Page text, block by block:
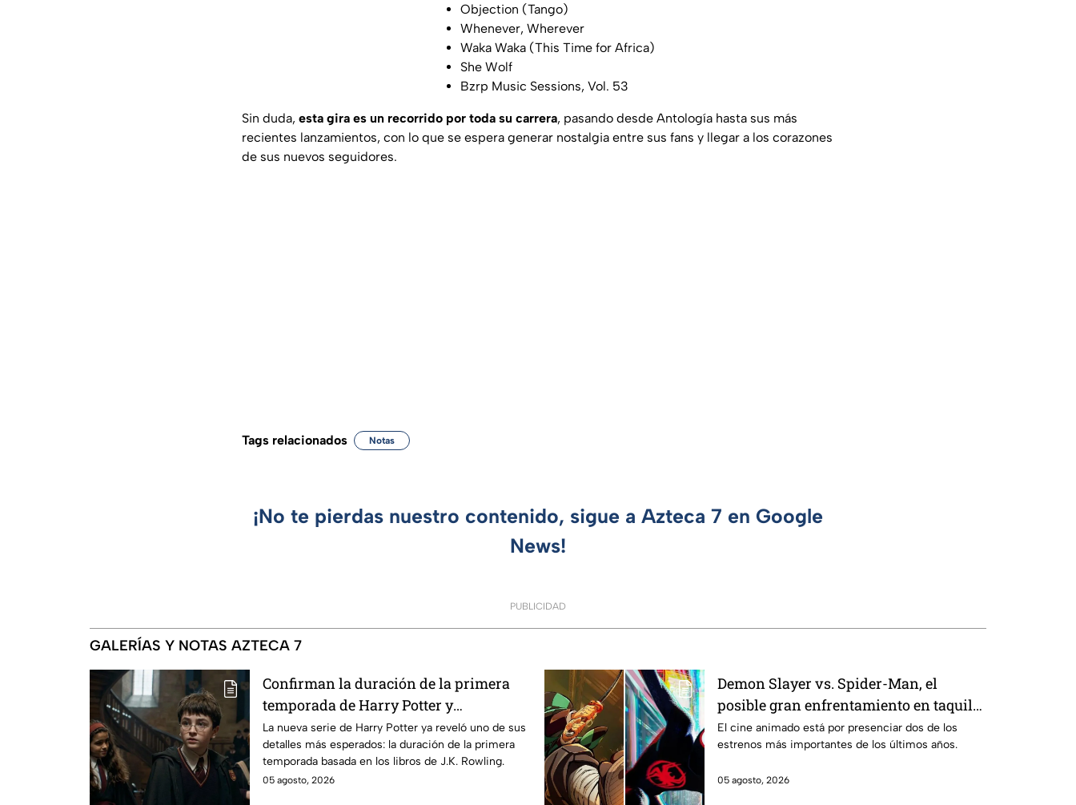
Objection (Tango)
Whenever, Wherever
Waka Waka (This Time for Africa)
She Wolf
Bzrp Music Sessions, Vol. 53
Sin duda, esta gira es un recorrido por toda su carrera, pasando desde Antología hasta sus más
recientes lanzamientos, con lo que se espera generar nostalgia entre sus fans y llegar a los corazones
de sus nuevos seguidores.
Tags relacionados Notas
¡No te pierdas nuestro contenido, sigue a Azteca 7 en Google
News!
PUBLICIDAD
GALERÍAS Y NOTAS AZTECA 7
Confirman la duración de la primera
temporada de Harry Potter y
emocionará a los fans de los libros
La nueva serie de Harry Potter ya reveló uno de sus
detalles más esperados: la duración de la primera
temporada basada en los libros de J.K. Rowling.
05 agosto, 2026
Demon Slayer vs. Spider-Man, el
posible gran enfrentamiento en taquilla
del 2027
El cine animado está por presenciar dos de los
estrenos más importantes de los últimos años.
05 agosto, 2026